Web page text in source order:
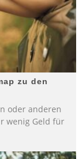
zu den
oder anderen
wenig Geld für